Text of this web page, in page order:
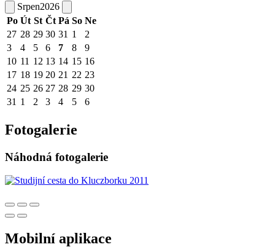
Srpen2026
Po Út St Čt Pá So Ne
27 28 29 30 31 1
2
3
4 5 6 7 8
9
10 11 12 13 14 15 16
17 18 19 20 21 22 23
24 25 26 27 28 29 30
31 1 2 3 4 5 6
Fotogalerie
Náhodná fotogalerie
Mobilní aplikace